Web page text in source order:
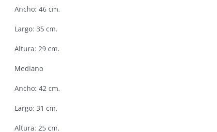
Ancho: 46 cm.
Largo: 35 cm.
Altura: 29 cm.
Mediano
Ancho: 42 cm.
Largo: 31 cm.
Altura: 25 cm.